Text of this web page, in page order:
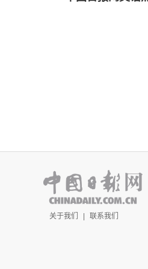
关于我们 | 联系我们